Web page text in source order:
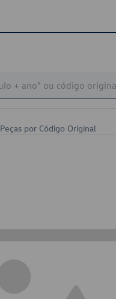
Peças por Código Original